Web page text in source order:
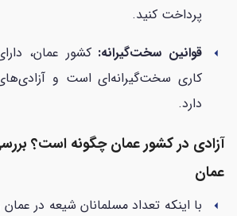
پرداخت کنید.
arrow_left قوانین سخت‌گیرانه: کشور عمان،
کاری سخت‌گیرانه‌ای است و
دارد.
آزادی در کشور عمان چگونه است؟
عمان
arrow_left
با اینکه تعداد مسلمانان شیعه در